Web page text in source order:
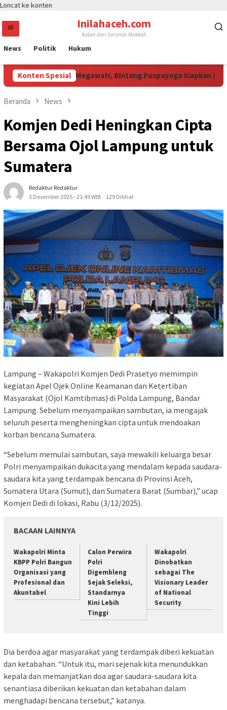
Loncat ke konten
Inilahaceh.com
Kabar dari Serambi Makkah
News Politik Hukum
Konten Spesial
Curi Perhatian Megawati, Bintang Puspayoga Siapkan
Beranda News
Komjen Dedi Heningkan Cipta
Bersama Ojol Lampung untuk
Sumatera
Redaktur Redaktur
3 Desember 2025 - 21:49 WIB
129 Dilihat
Lampung – Wakapolri Komjen Dedi Prasetyo memimpin
kegiatan Apel Ojek Online Keamanan dan Ketertiban
Masyarakat (Ojol Kamtibmas) di Polda Lampung, Bandar
Lampung. Sebelum menyampaikan sambutan, ia mengajak
seluruh peserta mengheningkan cipta untuk mendoakan
korban bencana Sumatera.
“Sebelum memulai sambutan, saya mewakili keluarga besar
Polri menyampaikan dukacita yang mendalam kepada saudara-
saudara kita yang terdampak bencana di Provinsi Aceh,
Sumatera Utara (Sumut), dan Sumatera Barat (Sumbar),” ucap
Komjen Dedi di lokasi, Rabu (3/12/2025).
BACAAN LAINNYA
Wakapolri Minta
KBPP Polri Bangun
Organisasi yang
Profesional dan
Akuntabel
Calon Perwira
Polri
Digembleng
Sejak Seleksi,
Standarnya
Kini Lebih
Tinggi
Wakapolri
Dinobatkan
sebagai The
Visionary Leader
of National
Security
Dia berdoa agar masyarakat yang terdampak diberi kekuatan
dan ketabahan. “Untuk itu, mari sejenak kita menundukkan
kepala dan memanjatkan doa agar saudara-saudara kita
senantiasa diberikan kekuatan dan ketabahan dalam
menghadapi bencana tersebut,” katanya.